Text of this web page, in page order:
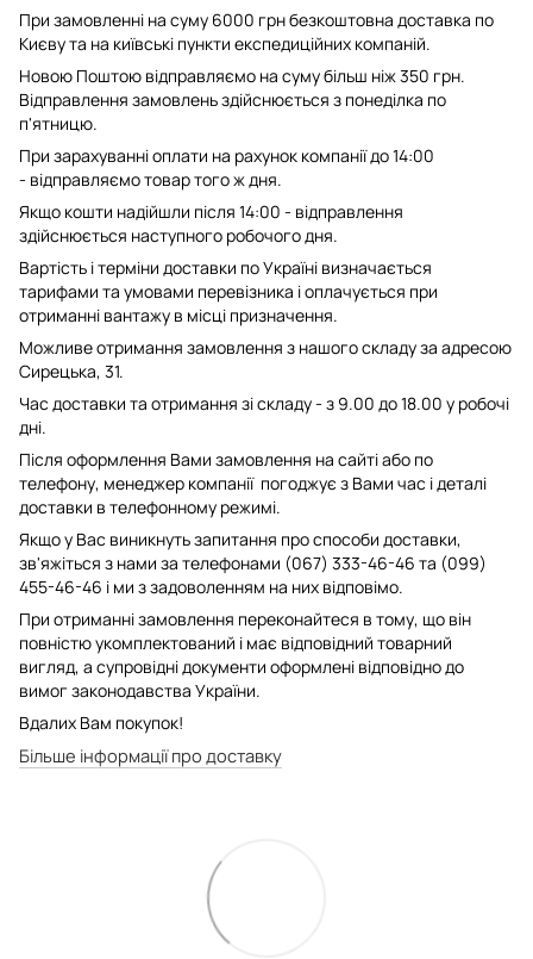
При замовленні на суму 6000 грн безкоштовна доставка по
Києву та на київські пункти експедиційних компаній.
Новою Поштою відправляємо на суму більш ніж 350 грн.
Відправлення замовлень здійснюється з понеділка по
п'ятницю.
При зарахуванні оплати на рахунок компанії до 14:00
- відправляємо товар того ж дня.
Якщо кошти надійшли після 14:00 - відправлення
здійснюється наступного робочого дня.
Вартість і терміни доставки по Україні визначається
тарифами та умовами перевізника і оплачується при
отриманні вантажу в місці призначення.
Можливе отримання замовлення з нашого складу за адресою
Сирецька, 31.
Час доставки та отримання зі складу - з 9.00 до 18.00 у робочі
дні.
Після оформлення Вами замовлення на сайті або по
телефону, менеджер компанії погоджує з Вами час і деталі
доставки в телефонному режимі.
Якщо у Вас виникнуть запитання про способи доставки,
зв'яжіться з нами за телефонами (067) 333-46-46 та (099)
455-46-46 і ми з задоволенням на них відповімо.
При отриманні замовлення переконайтеся в тому, що він
повністю укомплектований і має відповідний товарний
вигляд, а супровідні документи оформлені відповідно до
вимог законодавства України.
Вдалих Вам покупок!
Більше інформації про доставку